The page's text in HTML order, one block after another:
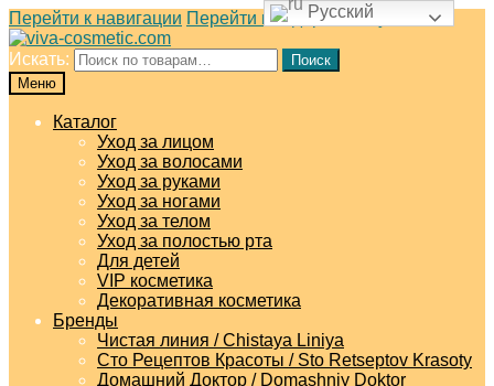
Перейти к навигации Перейти к содержимому
Искать:
Поиск
Меню
Каталог
Уход за лицом
Уход за волосами
Уход за руками
Уход за ногами
Уход за телом
Уход за полостью рта
Для детей
VIP косметика
Декоративная косметика
Бренды
Чистая линия / Chistaya Liniya
Сто Рецептов Красоты / Sto Retseptov Krasoty
Домашний Доктор / Domashniy Doktor
Русский